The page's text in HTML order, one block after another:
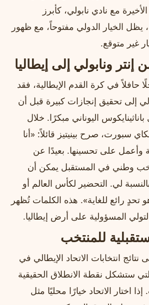
مع نادي نابولي، كأبرز
يظل الخيار الدولي مفتوحاً، مع ظهور
غير متوقع.
إنتر ونابولي إلى إيطاليا
حافلاً في كرة القدم الإيطالية، فقد
إلى تحقيق إنجازات كبيرة قبل أن
اليوناني مبكرًا. خلال
سبورت، صرح بينيتيز قائلاً: «أنا
وأعمل على تحسينها. بعيدًا عن
وطني في المستقبل يمكن أن
لي. التحضير لكأس العالم أو
تحدٍ رائع للغاية». هذه الكلمات تُظهر
المسؤولية على أرض إيطاليا.
للمنتخب
نتائج انتخابات الاتحاد الإيطالي في
ستشكل نقطة الانطلاق الحقيقية
إذا اختار الاتحاد خيارًا محليًا مثل